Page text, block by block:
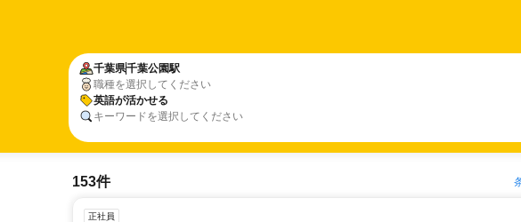
千葉県千葉公園駅
職種を選択してください
英語が活かせる
キーワードを選択してください
153件
正社員